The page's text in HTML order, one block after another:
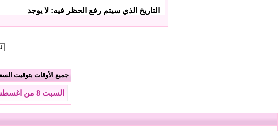
التاريخ الذي سيتم رفع الحظر فيه: لا يوجد
جميع الأوقات بتوقيت
السبت 8 من اغسطس 2026 , الساعة الان 09:11:36 صباحاً.